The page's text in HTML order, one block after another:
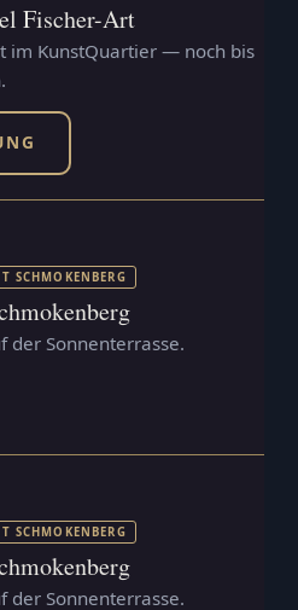
Fischer-Art
im KunstQuartier — noch bis
SCHMOKENBERG
der Sonnenterrasse.
SCHMOKENBERG
der Sonnenterrasse.